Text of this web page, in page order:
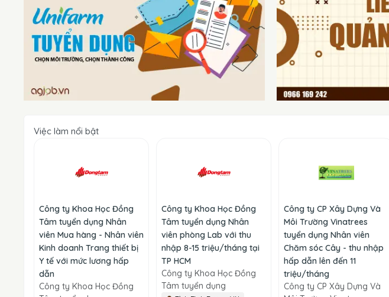
Việc làm nổi bật
Công ty Khoa Học Đồng
Tâm tuyển dụng Nhân
viên Mua hàng - Nhân viên
Kinh doanh Trang thiết bị
Y tế với mức lương hấp
dẫn
Công ty Khoa Học Đồng
Công ty Khoa Học Đồng
Tâm tuyển dụng Nhân
viên phòng Lab với thu
nhập 8-15 triệu/tháng tại
TP HCM
Công ty Khoa Học Đồng
Tâm tuyển dụng
Công ty CP Xây Dựng Và
Môi Trường Vinatrees
tuyển dụng Nhân viên
Chăm sóc Cây - thu nhập
hấp dẫn lên đến 11
triệu/tháng
Công ty CP Xây Dựng Và